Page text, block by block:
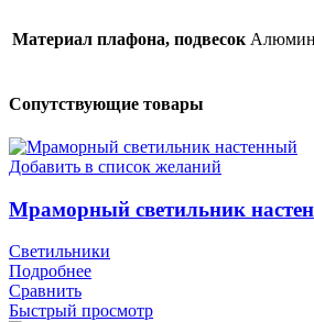
Материал плафона, подвесок
Сопутствующие товары
Добавить в список желаний
Мраморный светильник
Светильники
Подробнее
Сравнить
Быстрый просмотр